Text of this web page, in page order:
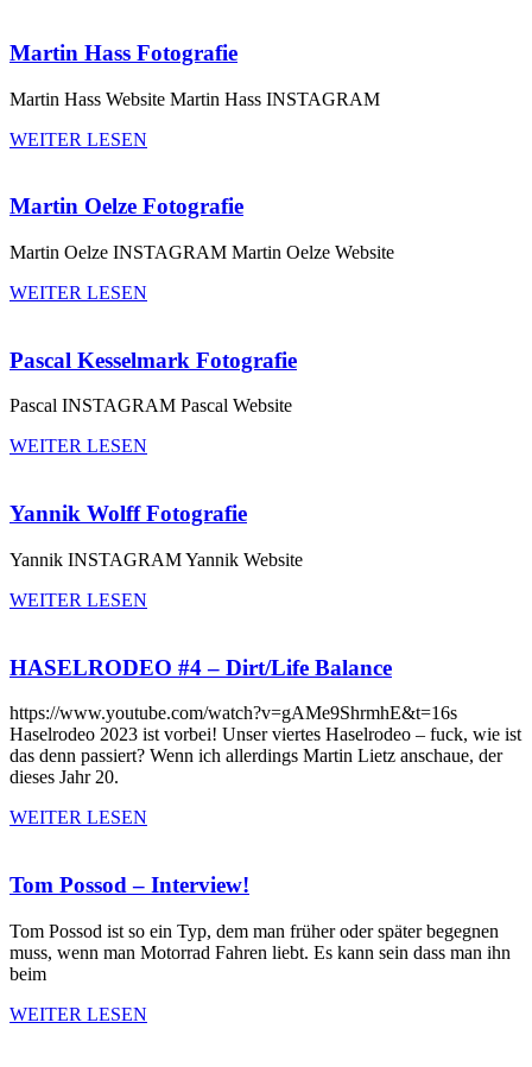
Martin Hass Fotografie
Martin Hass Website Martin Hass INSTAGRAM
WEITER LESEN
Martin Oelze Fotografie
Martin Oelze INSTAGRAM Martin Oelze Website
WEITER LESEN
Pascal Kesselmark Fotografie
Pascal INSTAGRAM Pascal Website
WEITER LESEN
Yannik Wolff Fotografie
Yannik INSTAGRAM Yannik Website
WEITER LESEN
HASELRODEO #4 – Dirt/Life Balance
https://www.youtube.com/watch?v=gAMe9ShrmhE&t=16s
Haselrodeo 2023 ist vorbei! Unser viertes Haselrodeo – fuck, wie ist
das denn passiert? Wenn ich allerdings Martin Lietz anschaue, der
dieses Jahr 20.
WEITER LESEN
Tom Possod – Interview!
Tom Possod ist so ein Typ, dem man früher oder später begegnen
muss, wenn man Motorrad Fahren liebt. Es kann sein dass man ihn
beim
WEITER LESEN